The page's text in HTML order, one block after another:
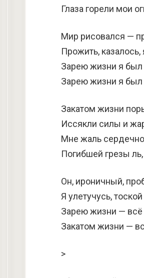
Глаза горели мои
Мир рисовался —
Прожить,
Зарею жизни я был
Зарею жизни я был
Закатом жизни
Иссякли силы и
Мне жаль
Погибшей грезы
Он, ироничный,
Я улетучусь,
Зарею жизни — всё
Закатом жизни —
>